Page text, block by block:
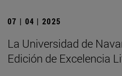
07 | 04 | 2025
La Universidad de
Edición de Excelencia